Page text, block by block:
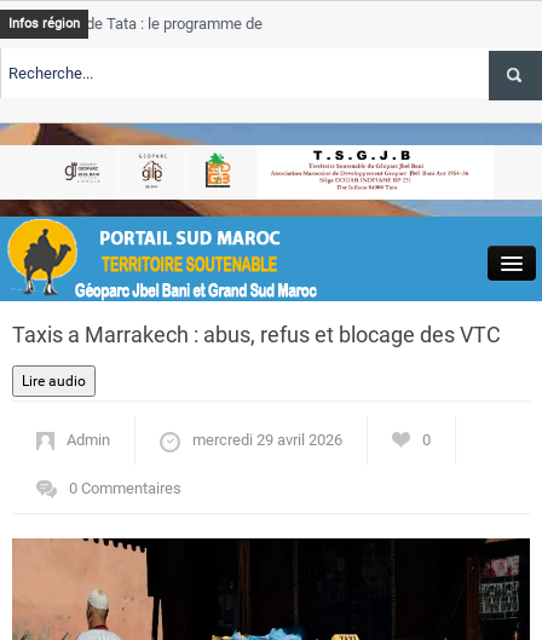
Close
Actualités
Circuits touristiques
Infos région
de Tata : le programme de rehabilitation post-inondations
TSGJB Tourisme : l’ONMT renforce l’aerien a Dakhla et
Tata
TSGJB Tourisme au Maroc : Transavia renforce les vols Paris-
Taxis a Marrakech : abus, refus et blocage des VTC
Admin mercredi 29 avril 2026 0
0 Commentaires